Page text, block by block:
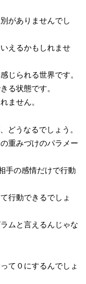
がありませんでし
えるかもしれませ
じられる世界です。
る状態です。
ません。
どうなるでしょう。
重みづけのパラメー
手の感情だけで行動
行動できるでしょ
ムと言えるんじゃな
て０にするんでしょ